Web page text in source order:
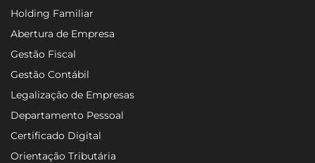
Holding Familiar
Abertura de Empresa
Gestão Fiscal
Gestão Contábil
Legalização de Empresas
Departamento Pessoal
Certificado Digital
Orientação Tributária